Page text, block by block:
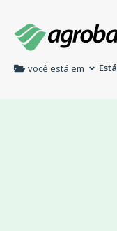
você está em